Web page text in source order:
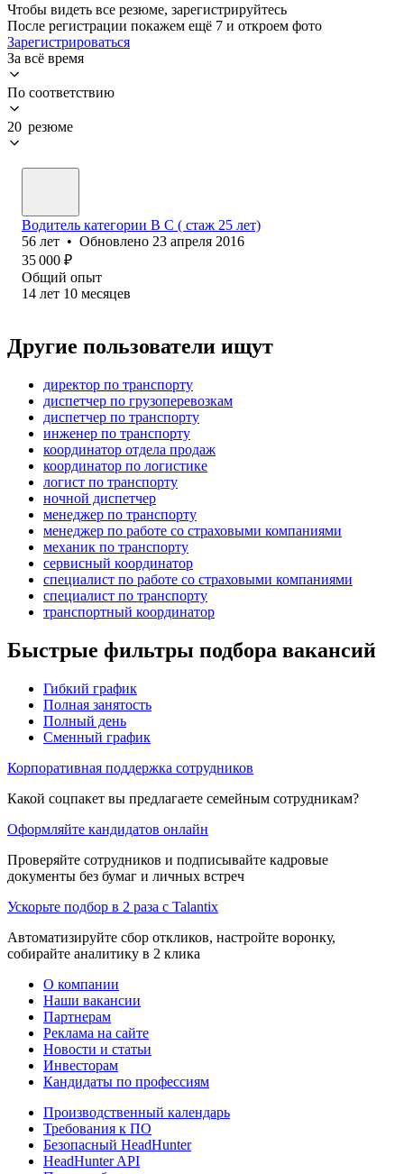
Чтобы видеть все резюме, зарегистрируйтесь
После регистрации покажем ещё 7 и откроем фото
Зарегистрироваться
За всё время
По соответствию
20 резюме
Водитель категории В С ( стаж 25 лет)
56 лет • Обновлено 23 апреля 2016
35 000 ₽
Общий опыт
14 лет 10 месяцев
Другие пользователи ищут
директор по транспорту
диспетчер по грузоперевозкам
диспетчер по транспорту
инженер по транспорту
координатор отдела продаж
координатор по логистике
логист по транспорту
ночной диспетчер
менеджер по транспорту
менеджер по работе со страховыми компаниями
механик по транспорту
сервисный координатор
специалист по работе со страховыми компаниями
специалист по транспорту
транспортный координатор
Быстрые фильтры подбора вакансий
Гибкий график
Полная занятость
Полный день
Сменный график
Корпоративная поддержка сотрудников
Какой соцпакет вы предлагаете семейным сотрудникам?
Оформляйте кандидатов онлайн
Проверяйте сотрудников и подписывайте кадровые
документы без бумаг и личных встреч
Ускорьте подбор в 2 раза с Talantix
Автоматизируйте сбор откликов, настройте воронку,
собирайте аналитику в 2 клика
О компании
Наши вакансии
Партнерам
Реклама на сайте
Новости и статьи
Инвесторам
Кандидаты по профессиям
Производственный календарь
Требования к ПО
Безопасный HeadHunter
HeadHunter API